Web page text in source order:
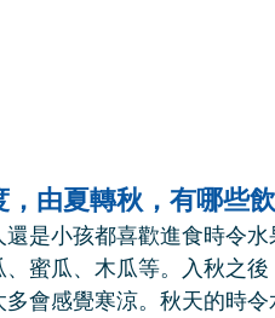
，由夏轉秋，有哪些
還是小孩都喜歡進食時令
蜜瓜、木瓜等。入秋之
會感覺寒涼。秋天的時